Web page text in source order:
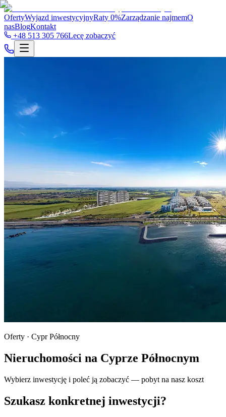
OfertyWyjazd inwestycyjnyRaty 0%Zarządzanie najmemO
nasBlogKontakt
+48 513 305 766Lecę zobaczyć
Oferty · Cypr Północny
Nieruchomości na Cyprze Północnym
Wybierz inwestycję i poleć ją zobaczyć — pobyt na nasz koszt
Szukasz konkretnej inwestycji?